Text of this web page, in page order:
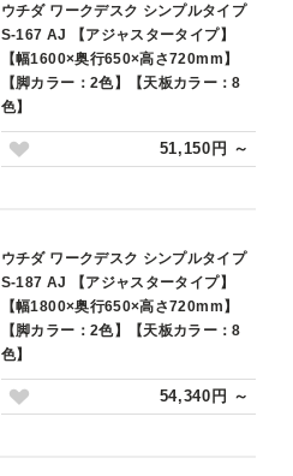
ウチダ ワークデスク シンプルタイプ
S-167 AJ 【アジャスタータイプ】
【幅1600×奥行650×高さ720mm】
【脚カラー：2色】【天板カラー：8
色】
51,150円 ～
ウチダ ワークデスク シンプルタイプ
S-187 AJ 【アジャスタータイプ】
【幅1800×奥行650×高さ720mm】
【脚カラー：2色】【天板カラー：8
色】
54,340円 ～